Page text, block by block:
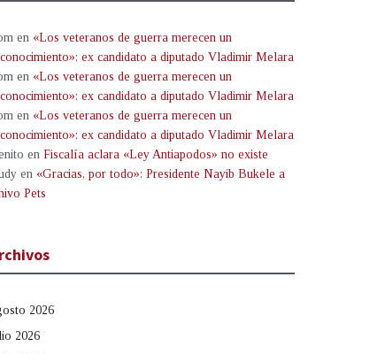
en «Los veteranos de guerra merecen un
ex candidato a diputado Vladimir Melara
en «Los veteranos de guerra merecen un
ex candidato a diputado Vladimir Melara
en «Los veteranos de guerra merecen un
ex candidato a diputado Vladimir Melara
en Fiscalía aclara «Ley Antiapodos» no existe
en «Gracias, por todo»: Presidente Nayib Bukele a
Pets
2026
2026